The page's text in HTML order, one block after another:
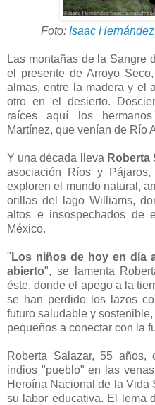
Foto: Isaac Hernández
Las montañas de la Sangre
el presente de Arroyo
almas, entre la madera y el
otro en el desierto.
raíces aquí los
Martínez, que venían de Río
Y una década lleva Roberta
asociación Ríos y
exploren el mundo natural,
orillas del lago Williams,
altos e insospechados de
México.
" Los niños de hoy en día
abierto", se lamenta
éste, donde el apego a la
se han perdido los lazos
futuro saludable y
pequeños a conectar con la
Roberta Salazar, 55
indios "pueblo" en las
Heroína Nacional de la Vida
su labor educativa. El lema